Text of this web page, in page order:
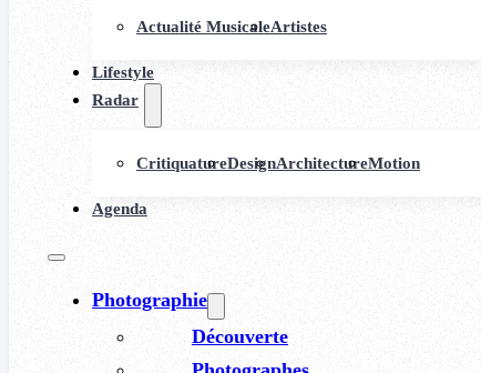
Actualité MusicaleArtistes
Lifestyle
Radar
CritiquatureDesignArchitectureMotion
Agenda
Photographie
Découverte